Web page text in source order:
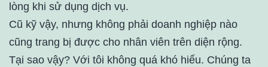
lòng khi sử dụng dịch vụ.
Cũ kỹ vậy, nhưng không phải doanh nghiệp nào
cũng trang bị được cho nhân viên trên diện rộng.
Tại sao vậy? Với tôi không quá khó hiểu. Chúng ta